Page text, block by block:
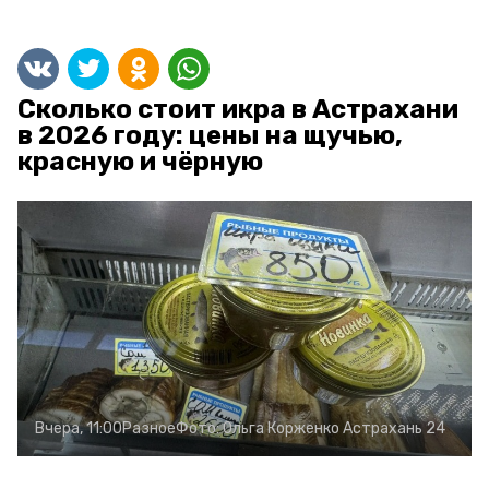
Сколько стоит икра в Астрахани
в 2026 году: цены на щучью,
красную и чёрную
Вчера, 11:00РазноеФото:Ольга Корженко Астрахань 24